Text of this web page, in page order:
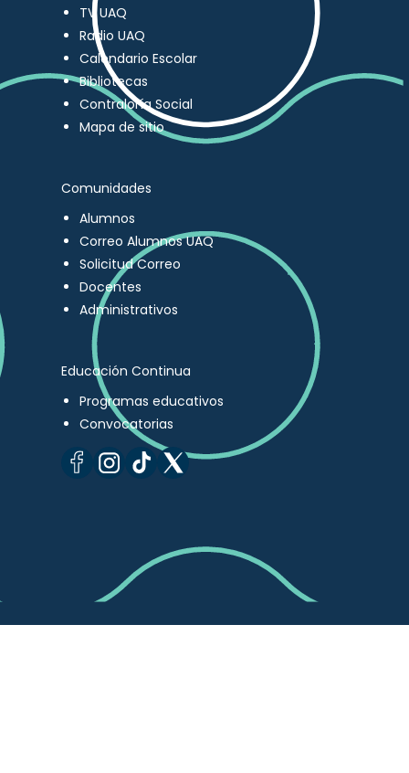
TV UAQ
Radio UAQ
Calendario Escolar
Bibliotecas
Contraloría Social
Mapa de sitio
Comunidades
Alumnos
Correo Alumnos UAQ
Solicitud Correo
Docentes
Administrativos
Educación Continua
Programas educativos
Convocatorias